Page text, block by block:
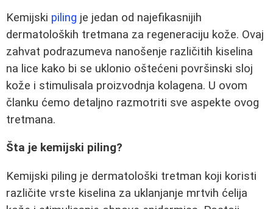
Kemijski piling je jedan od najefikasnijih
dermatoloških tretmana za regeneraciju kože. Ovaj
zahvat podrazumeva nanošenje različitih kiselina
na lice kako bi se uklonio oštećeni površinski sloj
kože i stimulisala proizvodnja kolagena. U ovom
članku ćemo detaljno razmotriti sve aspekte ovog
tretmana.
Šta je kemijski piling?
Kemijski piling je dermatološki tretman koji koristi
različite vrste kiselina za uklanjanje mrtvih ćelija